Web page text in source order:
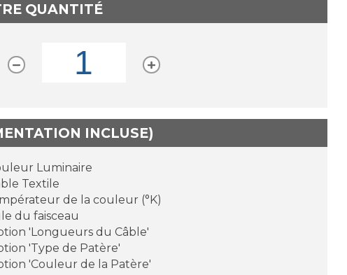
QUANTITÉ
INCLUSE)
Luminaire
Textile
de la couleur (°K)
du faisceau
'Longueurs du Câble'
'Type de Patère'
'Couleur de la Patère'